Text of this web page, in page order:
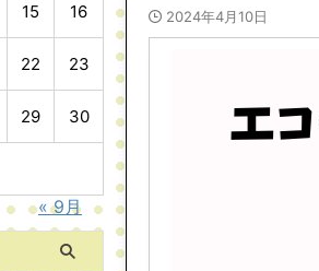
2024年4月10日
15 16
22 23
29 30
« 9月